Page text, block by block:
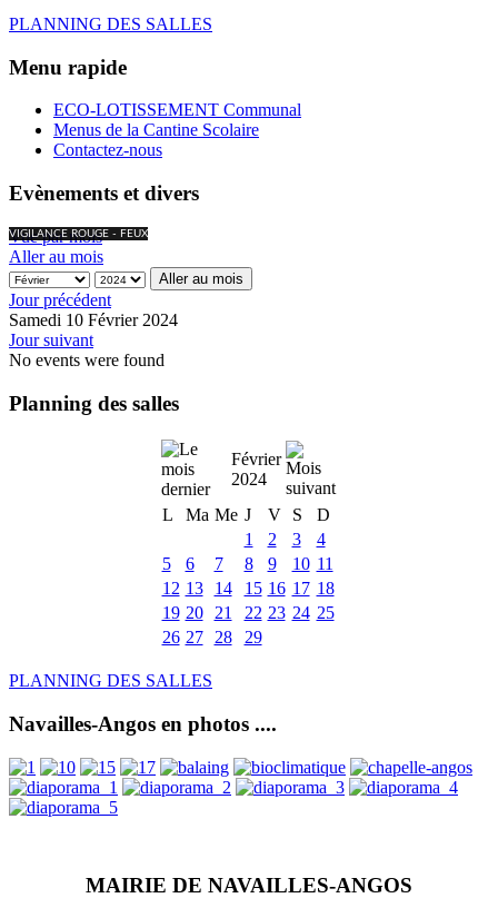
PLANNING DES SALLES
Menu rapide
ECO-LOTISSEMENT Communal
Menus de la Cantine Scolaire
Contactez-nous
Evènements et divers
VIGILANCE ROUGE - FEUX
Vue par mois
Aller au mois
Aller au mois
Jour précédent
Samedi 10 Février 2024
Jour suivant
No events were found
Planning des salles
Février
2024
L
Ma Me J V S
D
1
2 3
4
5
6 7 8 9 10 11
12 13 14 15 16 17 18
19 20 21 22 23 24 25
26 27 28 29
PLANNING DES SALLES
Navailles-Angos en photos ....
MAIRIE DE NAVAILLES-ANGOS